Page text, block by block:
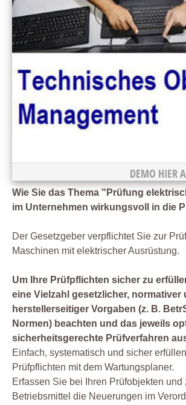
DEMO HIER
Wie Sie das Thema "Prüfung
im Unternehmen wirkungsvoll in die
Der Gesetzgeber verpflichtet Sie zur
Maschinen mit elektrischer Ausrüstung.
Um Ihre Prüfpflichten sicher zu
eine Vielzahl gesetzlicher, normativer
herstellerseitiger Vorgaben (z. B.
Normen) beachten und das jeweils
sicherheitsgerechte Prüfverfahren
Einfach, systematisch und sicher
Prüfpflichten mit dem Wartungsplaner.
Erfassen Sie bei Ihren Prüfobjekten und
Betriebsmittel die Neuerungen im